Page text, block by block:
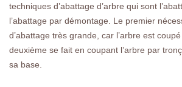
techniques d’abattage d’arbre qui sont
l’abattage par démontage. Le premier
d’abattage très grande, car l’arbre est
deuxième se fait en coupant l’arbre par
sa base.